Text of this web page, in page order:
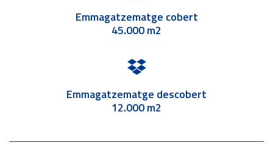
Emmagatzematge cobert
45.000 m2
Emmagatzematge descobert
12.000 m2